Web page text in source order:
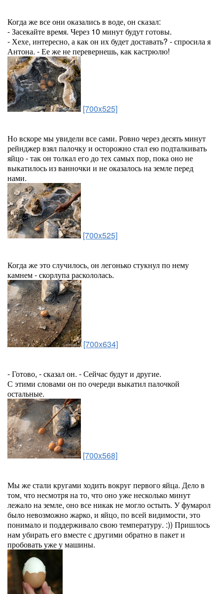
Когда же все они оказались в воде, он сказал:
- Засекайте время. Через 10 минут будут готовы.
- Хехе, интересно, а как он их будет доставать? - спросила я
Антона. - Ее же не перевернешь, как кастрюлю!
[700x525]
Но вскоре мы увидели все сами. Ровно через десять минут
рейнджер взял палочку и осторожно стал ею подталкивать
яйцо - так он толкал его до тех самых пор, пока оно не
выкатилось из ванночки и не оказалось на земле перед
нами.
[700x525]
Когда же это случилось, он легонько стукнул по нему
камнем - скорлупа раскололась.
[700x634]
- Готово, - сказал он. - Сейчас будут и другие.
С этими словами он по очереди выкатил палочкой
остальные.
[700x568]
Мы же стали кругами ходить вокруг первого яйца. Дело в
том, что несмотря на то, что оно уже несколько минут
лежало на земле, оно все никак не могло остыть. У фумарол
было невозможно жарко, и яйцо, по всей видимости, это
понимало и поддерживало свою температуру. :)) Пришлось
нам убирать его вместе с другими обратно в пакет и
пробовать уже у машины.